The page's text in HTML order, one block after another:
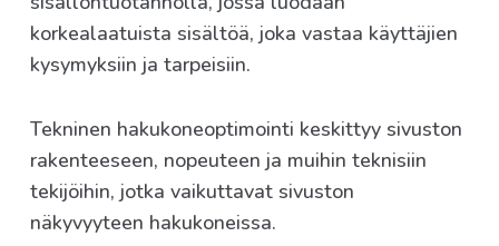
korkealaatuista sisältöä, joka vastaa käyttäjien
kysymyksiin ja tarpeisiin.
Tekninen hakukoneoptimointi keskittyy sivuston
rakenteeseen, nopeuteen ja muihin teknisiin
tekijöihin, jotka vaikuttavat sivuston
näkyvyyteen hakukoneissa.